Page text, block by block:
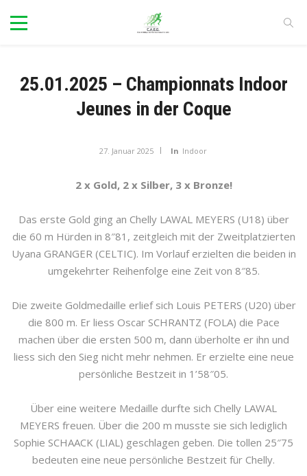
25.01.2025 – Championnats Indoor
Jeunes in der Coque
27. Januar 2025 In Indoor
2 x Gold, 2 x Silber, 3 x Bronze!
Das erste Gold ging an Chelly LAWAL MEYERS (U18) über
die 60 m Hürden in 8″81, zeitgleich mit der Zweitplatzierten
Uyana GRANGER (CELTIC). Im Vorlauf erzielten die beiden in
umgekehrter Reihenfolge eine Zeit von 8″85.
Die zweite Goldmedaille erlief sich Louis PETERS (U20) über
die 800 m. Er liess Oscar SCHRANTZ (FOLA) die Pace
machen über die ersten 500 m, dann überholte er ihn und
liess sich den Sieg nicht mehr nehmen. Er erzielte eine neue
persönliche Bestzeit in 1’58″05.
Über eine weitere Medaille durfte sich Chelly LAWAL
MEYERS freuen. Über die 200 m musste sie sich lediglich
Sophie SCHAACK (LIAL) geschlagen geben. Die tollen 25″75
bedeuten eine neue persönliche Bestzeit für Chelly.